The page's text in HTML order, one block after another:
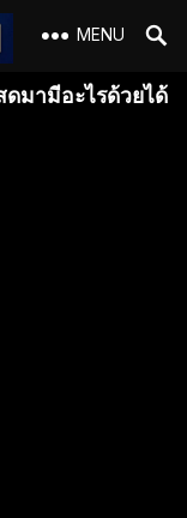
MENU
มามีอะไรด้วยได้